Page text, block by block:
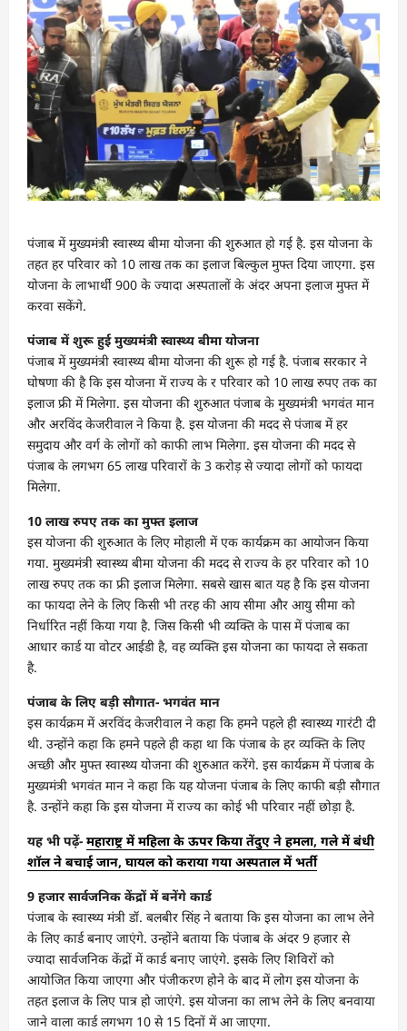
पंजाब में मुख्यमंत्री स्वास्थ्य बीमा योजना की शुरुआत हो गई है. इस योजना के
तहत हर परिवार को 10 लाख तक का इलाज बिल्कुल मुफ्त दिया जाएगा. इस
योजना के लाभार्थी 900 के ज्यादा अस्पतालों के अंदर अपना इलाज मुफ्त में
करवा सकेंगे.
पंजाब में शुरू हुई मुख्यमंत्री स्वास्थ्य बीमा योजना
पंजाब में मुख्यमंत्री स्वास्थ्य बीमा योजना की शुरू हो गई है. पंजाब सरकार ने
घोषणा की है कि इस योजना में राज्य के र परिवार को 10 लाख रुपए तक का
इलाज फ्री में मिलेगा. इस योजना की शुरुआत पंजाब के मुख्यमंत्री भगवंत मान
और अरविंद केजरीवाल ने किया है. इस योजना की मदद से पंजाब में हर
समुदाय और वर्ग के लोगों को काफी लाभ मिलेगा. इस योजना की मदद से
पंजाब के लगभग 65 लाख परिवारों के 3 करोड़ से ज्यादा लोगों को फायदा
मिलेगा.
10 लाख रुपए तक का मुफ्त इलाज
इस योजना की शुरुआत के लिए मोहाली में एक कार्यक्रम का आयोजन किया
गया. मुख्यमंत्री स्वास्थ्य बीमा योजना की मदद से राज्य के हर परिवार को 10
लाख रुपए तक का फ्री इलाज मिलेगा. सबसे खास बात यह है कि इस योजना
का फायदा लेने के लिए किसी भी तरह की आय सीमा और आयु सीमा को
निर्धारित नहीं किया गया है. जिस किसी भी व्यक्ति के पास में पंजाब का
आधार कार्ड या वोटर आईडी है, वह व्यक्ति इस योजना का फायदा ले सकता
है.
पंजाब के लिए बड़ी सौगात- भगवंत मान
इस कार्यक्रम में अरविंद केजरीवाल ने कहा कि हमने पहले ही स्वास्थ्य गारंटी दी
थी. उन्होंने कहा कि हमने पहले ही कहा था कि पंजाब के हर व्यक्ति के लिए
अच्छी और मुफ्त स्वास्थ्य योजना की शुरुआत करेंगे. इस कार्यक्रम में पंजाब के
मुख्यमंत्री भगवंत मान ने कहा कि यह योजना पंजाब के लिए काफी बड़ी सौगात
है. उन्होंने कहा कि इस योजना में राज्य का कोई भी परिवार नहीं छोड़ा है.
यह भी पढ़ें- महाराष्ट्र में महिला के ऊपर किया तेंदुए ने हमला, गले में बंधी
शॉल ने बचाई जान, घायल को कराया गया अस्पताल में भर्ती
9 हजार सार्वजनिक केंद्रों में बनेंगे कार्ड
पंजाब के स्वास्थ्य मंत्री डॉ. बलबीर सिंह ने बताया कि इस योजना का लाभ लेने
के लिए कार्ड बनाए जाएंगे. उन्होंने बताया कि पंजाब के अंदर 9 हजार से
ज्यादा सार्वजनिक केंद्रों में कार्ड बनाए जाएंगे. इसके लिए शिविरों को
आयोजित किया जाएगा और पंजीकरण होने के बाद में लोग इस योजना के
तहत इलाज के लिए पात्र हो जाएंगे. इस योजना का लाभ लेने के लिए बनवाया
जाने वाला कार्ड लगभग 10 से 15 दिनों में आ जाएगा.